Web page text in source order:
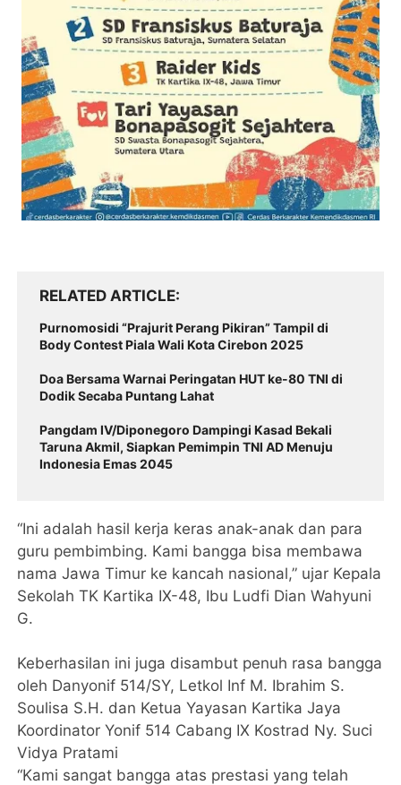
RELATED ARTICLE
Purnomosidi “Prajurit Perang Pikiran” Tampil di
Body Contest Piala Wali Kota Cirebon 2025
Doa Bersama Warnai Peringatan HUT ke-80 TNI di
Dodik Secaba Puntang Lahat
Pangdam IV/Diponegoro Dampingi Kasad Bekali
Taruna Akmil, Siapkan Pemimpin TNI AD Menuju
Indonesia Emas 2045
“Ini adalah hasil kerja keras anak-anak dan para
guru pembimbing. Kami bangga bisa membawa
nama Jawa Timur ke kancah nasional,” ujar Kepala
Sekolah TK Kartika IX-48, Ibu Ludfi Dian Wahyuni
G.
Keberhasilan ini juga disambut penuh rasa bangga
oleh Danyonif 514/SY, Letkol Inf M. Ibrahim S.
Soulisa S.H. dan Ketua Yayasan Kartika Jaya
Koordinator Yonif 514 Cabang IX Kostrad Ny. Suci
Vidya Pratami
“Kami sangat bangga atas prestasi yang telah